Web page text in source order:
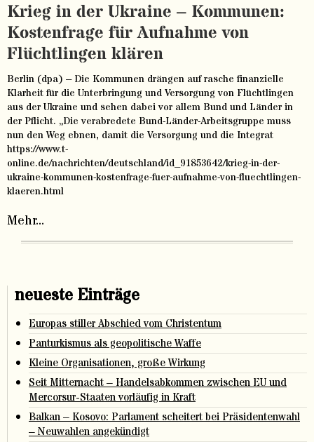
Krieg in der Ukraine – Kommunen:
Kostenfrage für Aufnahme von
Flüchtlingen klären
Berlin (dpa) – Die Kommunen drängen auf rasche finanzielle
Klarheit für die Unterbringung und Versorgung von Flüchtlingen
aus der Ukraine und sehen dabei vor allem Bund und Länder in
der Pflicht. „Die verabredete Bund-Länder-Arbeitsgruppe muss
nun den Weg ebnen, damit die Versorgung und die Integrat
https://www.t-
online.de/nachrichten/deutschland/id_91853642/krieg-in-der-
ukraine-kommunen-kostenfrage-fuer-aufnahme-von-fluechtlingen-
klaeren.html
Mehr...
neueste Einträge
Europas stiller Abschied vom Christentum
Panturkismus als geopolitische Waffe
Kleine Organisationen, große Wirkung
Seit Mitternacht – Handelsabkommen zwischen EU und
Mercorsur-Staaten vorläufig in Kraft
Balkan – Kosovo: Parlament scheitert bei Präsidentenwahl
– Neuwahlen angekündigt